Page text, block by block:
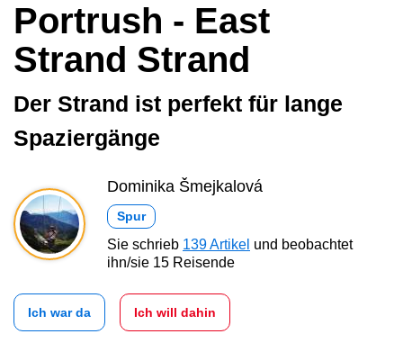
Portrush - East
Strand Strand
Der Strand ist perfekt für lange
Spaziergänge
Dominika Šmejkalová
Spur
Sie schrieb 139 Artikel und beobachtet
ihn/sie 15 Reisende
Ich war da Ich will dahin